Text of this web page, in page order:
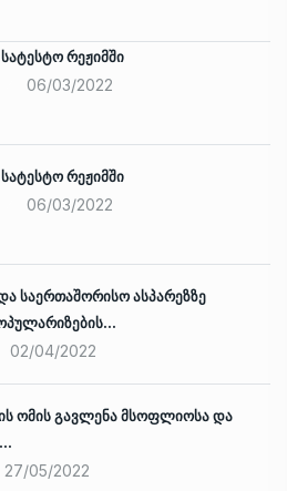
რეჟიმში
06/03/2022
რეჟიმში
06/03/2022
საერთაშორისო ასპარეზზე
02/04/2022
ომის გავლენა მსოფლიოსა და
27/05/2022